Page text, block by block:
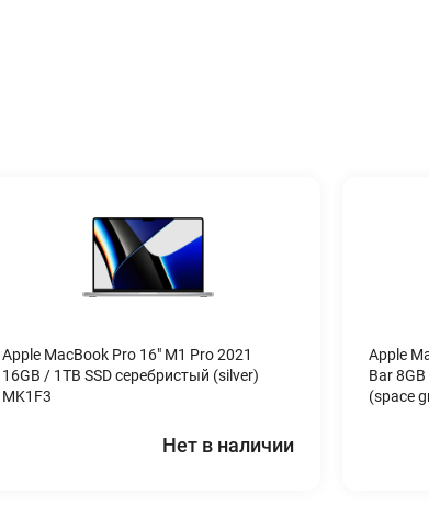
Apple MacBook Pro 16″ M1 Pro 2021
16GB / 1TB SSD серебристый (silver)
MK1F3
Нет в наличии
Apple
Bar
(space